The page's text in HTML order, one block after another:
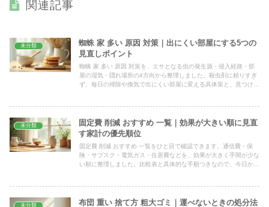
関連記事
未分類
蜘蛛 家 多い 原因 対策｜出にくい部屋にする5つの
見直しポイント
蜘蛛 家 多い 原因 対策を、エサとなる虫の発生源・侵入経路・部
屋の湿気・隠れ場所の4方向から整理しました。殺虫剤に頼りすぎ
ず、毎日の掃除や換気で出にくい部屋に変える具体策と、見つけた
未分類
固定費 削減 おすすめ 一覧｜効果が大きい順に見直
す家計の優先順位
固定費 削減 おすすめ 一覧をひと目で確認できます。通信費・保
険・サブスク・電気ガス・住居費などを、効果が大きく手間が少な
い順に整理しました。比較表と具体的な手順つきなので、今日から
未分類
布団 重い 捨て方 粗大ゴミ｜運べないときの処分法